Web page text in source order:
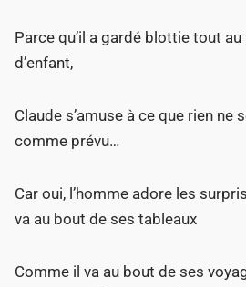
Parce qu’il a gardé blottie tout
d’enfant,
Claude s’amuse à ce que rien ne
comme prévu…
Car oui, l’homme adore les
va au bout de ses tableaux
Comme il va au bout de ses